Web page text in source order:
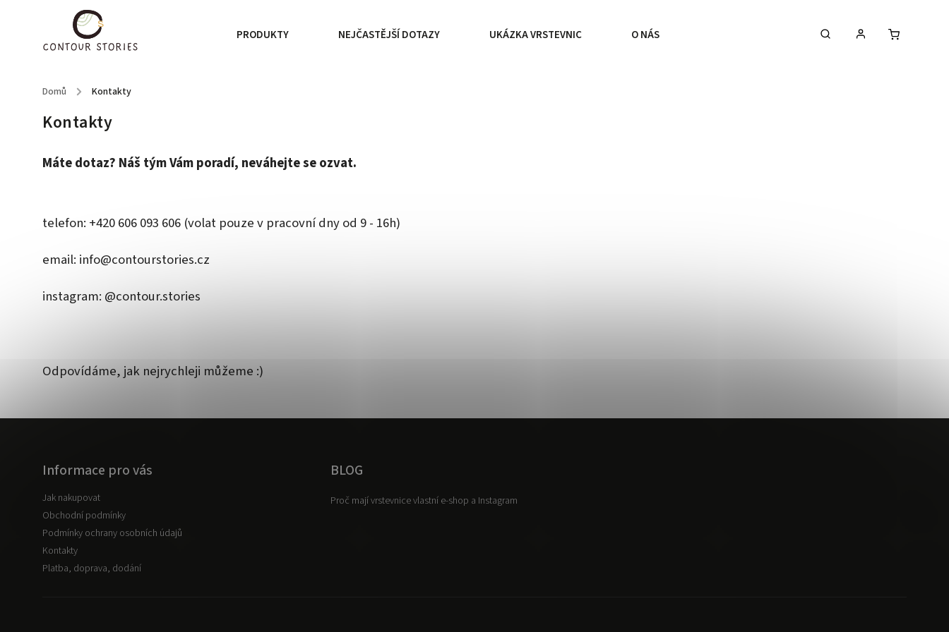
PRODUKTY NEJČASTĚJŠÍ DOTAZY UKÁZKA VRSTEVNIC O NÁS
Domů / Kontakty
Kontakty
Máte dotaz? Náš tým Vám poradí, neváhejte se ozvat.
telefon: +420 606 093 606 (volat pouze v pracovní dny od 9 - 16h)
email: info@contourstories.cz
instagram: @contour.stories
Odpovídáme, jak nejrychleji můžeme :)
Informace pro vás
Jak nakupovat
Obchodní podmínky
Podmínky ochrany osobních údajů
Kontakty
Platba, doprava, dodání
BLOG
Proč mají vrstevnice vlastní e-shop a Instagram